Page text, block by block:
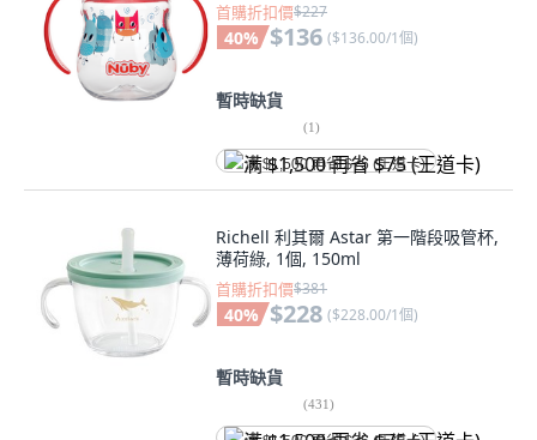
首購折扣價$227
40% $136 ($136.00/1個)
暫時缺貨
(1)
满 $1,500 再省 $75 (王道卡)
Richell 利其爾 Astar 第一階段吸管杯,
薄荷綠, 1個, 150ml
首購折扣價$381
40% $228 ($228.00/1個)
暫時缺貨
(431)